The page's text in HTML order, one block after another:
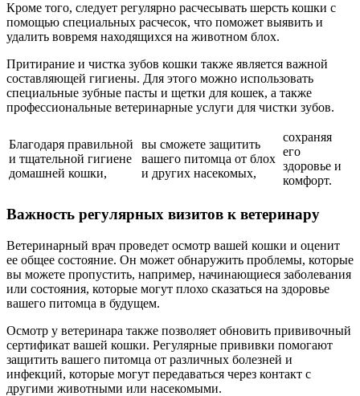
Кроме того, следует регулярно расчесывать шерсть кошки с
помощью специальных расчесок, что поможет выявить и
удалить вовремя находящихся на животном блох.
Притирание и чистка зубов кошки также является важной
составляющей гигиены. Для этого можно использовать
специальные зубные пасты и щетки для кошек, а также
профессиональные ветеринарные услуги для чистки зубов.
Благодаря правильной
и тщательной гигиене
домашней кошки,
вы сможете защитить
вашего питомца от блох
и других насекомых,
сохраняя
его
здоровье и
комфорт.
Важность регулярных визитов к ветеринару
Ветеринарный врач проведет осмотр вашей кошки и оценит
ее общее состояние. Он может обнаружить проблемы, которые
вы можете пропустить, например, начинающиеся заболевания
или состояния, которые могут плохо сказаться на здоровье
вашего питомца в будущем.
Осмотр у ветеринара также позволяет обновить прививочный
сертификат вашей кошки. Регулярные прививки помогают
защитить вашего питомца от различных болезней и
инфекций, которые могут передаваться через контакт с
другими животными или насекомыми.